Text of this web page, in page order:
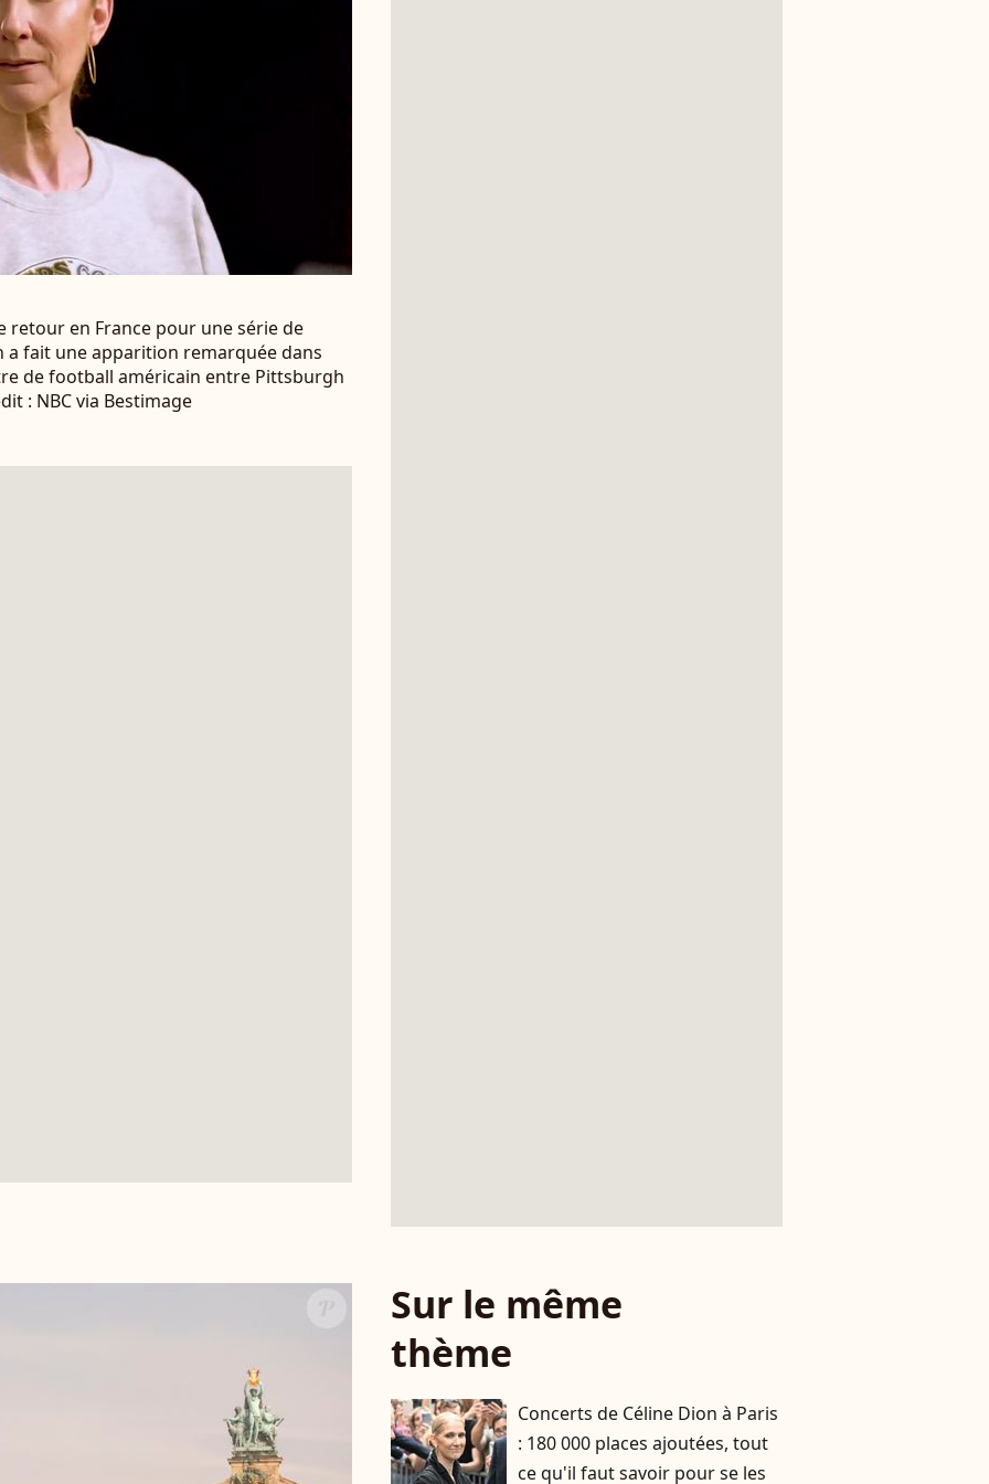
retour en France pour une série de
a fait une apparition remarquée dans
de football américain entre Pittsburgh
: NBC via Bestimage
Sur le même
thème
Concerts de Céline Dion à Paris
: 180 000 places ajoutées, tout
ce qu'il faut savoir pour se les